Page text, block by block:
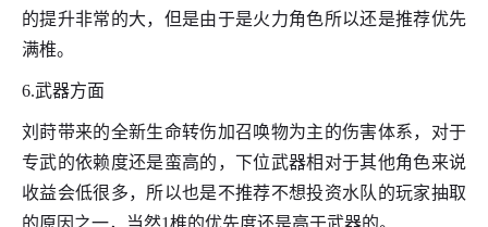
的提升非常的大，但是由于是火力角色所以还是推荐优先
满椎。
6.武器方面
刘莳带来的全新生命转伤加召唤物为主的伤害体系，对于
专武的依赖度还是蛮高的，下位武器相对于其他角色来说
收益会低很多，所以也是不推荐不想投资水队的玩家抽取
的原因之一，当然1椎的优先度还是高于武器的。